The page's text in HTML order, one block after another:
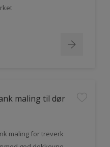
maling til dør
maling for treverk